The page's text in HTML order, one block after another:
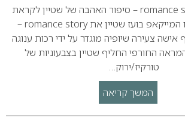
סיפור האהבה romance story – סיפור האהבה של שטיין לקראת
הוולנטיין מציג גורו המייקאפ בועז שטיין את romance story –
צעירה שיופיה מוגדר על ידי רכות ענוגה
החורפי החליף שטיין בצבעוניות של
טורקיז/ירוק…
המשך קריאה